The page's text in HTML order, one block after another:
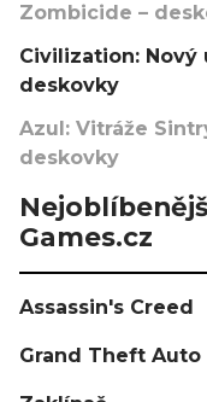
Zombicide –
Civilization: Nový
deskovky
Azul: Vitráže
deskovky
Games.cz
Assassin's Creed
Grand Theft Auto